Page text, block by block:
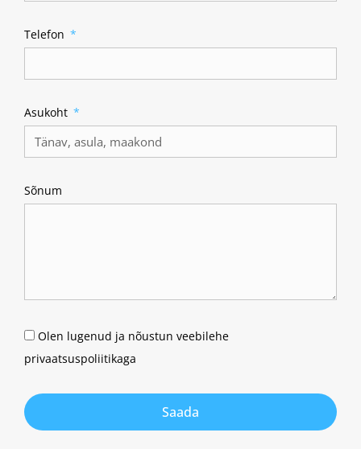
Telefon
Asukoht
Sõnum
Olen lugenud ja nõustun veebilehe
privaatsuspoliitikaga
Saada